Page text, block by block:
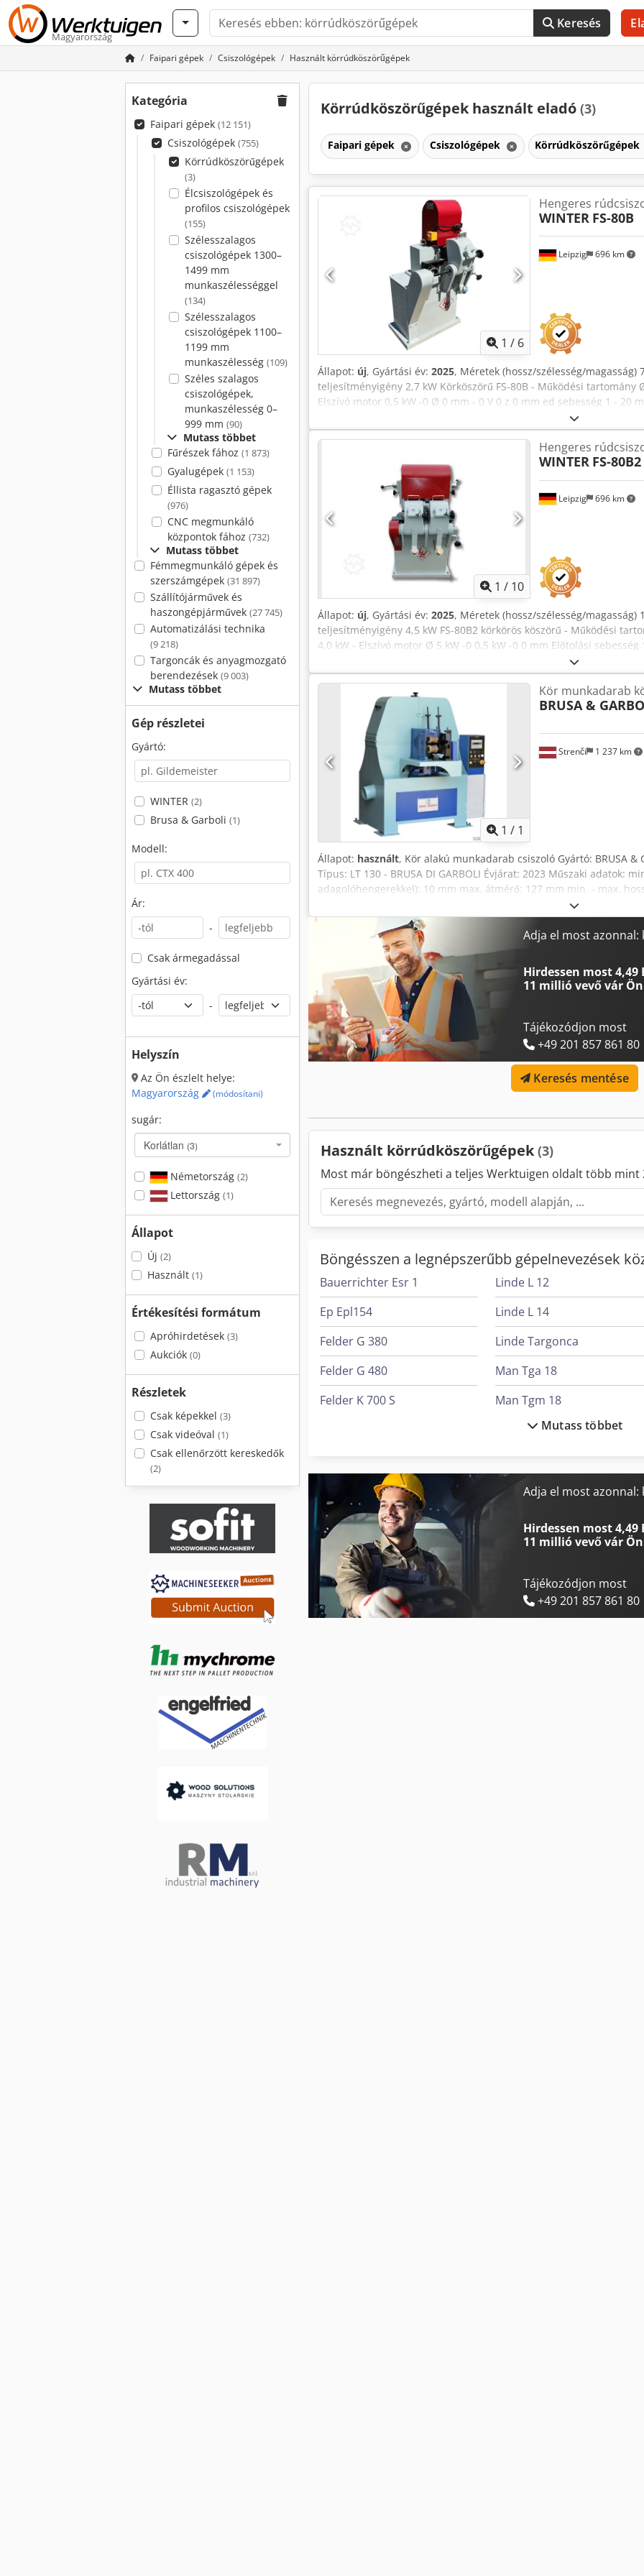
Magyarország
Keresés
Faipari gépek Csiszológépek Használt körrúdköszörűgépek
Kategória
Faipari gépek (12 151)
Csiszológépek (755)
Körrúdköszörűgépek
(3)
Élcsiszológépek és
profilos csiszológépek
(155)
Szélesszalagos
csiszológépek 1300–
1499 mm
munkaszélességgel
(134)
Szélesszalagos
csiszológépek 1100–
1199 mm
munkaszélesség (109)
Széles szalagos
csiszológépek,
munkaszélesség 0–
999 mm (90)
Mutass többet
Fűrészek fához (1 873)
Gyalugépek (1 153)
Éllista ragasztó gépek
(976)
CNC megmunkáló
központok fához (732)
Mutass többet
Fémmegmunkáló gépek és
szerszámgépek (31 897)
Szállítójárművek és
haszongépjárművek (27 745)
Automatizálási technika
(9 218)
Targoncák és anyagmozgató
berendezések (9 003)
Mutass többet
Gép részletei
Gyártó:
WINTER (2)
Brusa & Garboli (1)
Modell:
Ár:
-
Csak ármegadással
Gyártási év:
-
Helyszín
Az Ön észlelt helye:
Magyarország
(módosítani)
sugár:
Korlátlan (3)
Németország (2)
Lettország (1)
Állapot
Új (2)
Használt (1)
Értékesítési formátum
Apróhirdetések (3)
Aukciók (0)
Részletek
Csak képekkel (3)
Csak videóval (1)
Csak ellenőrzött kereskedők
(2)
Körrúdköszörűgépek használt eladó (3)
Faipari gépek Csiszológépek Körrúdköszörűgépek
1 / 6
Leipzig 696 km
Hengeres
WINTER FS-80B
Állapot: új, Gyártási év: 2025, Méretek (hossz/szélesség/magasság)
teljesítményigény 2,7 kW Körköszörű FS-80B - Működési
Elszívó motor 0,5 kW -0 Ø 0 mm - 0 V 0 z 0 mm ed sebesség 1 - 20
m/perc. Cedpevz Hdtjfx Aqlsha - Csiszolószalag méretei 130 x 1850
1350 mm - Súly 420 kg
1 / 10
Leipzig 696 km
Hengeres
WINTER FS-80B2
Állapot: új, Gyártási év: 2025, Méretek (hossz/szélesség/magasság)
teljesítményigény 4,5 kW FS-80B2 körkörös köszörű - Működési
4,0 kW - Elszívó motor Ø 5 kW -0 0,5 kW -0 0 mm Előtolási
sebessége 1080 m/perc. Chsdevz Hfqspfx Aqlsa - Csiszolószalag
1050 x 850 x 1300 mm - Súly 420 kg
1 / 1
Strenči 1 237 km
Kör munkadarab
BRUSA &
Állapot: használt, Kör alakú munkadarab csiszoló Gyártó: BRUSA &
Típus: LT 130 - BRUSA DI GARBOLI Évjárat: 2023 Műszaki adatok:
adagolóhengerekkel): 10 mm max. átmérő: 127 mm min. - max.
mérete: 2000 x 120 mm tárcsamotor teljesítménye: 2,2 kW
adagolómotor teljesítménye: 0,25 kW előtolási sebesség: 1 - 20 m/
méretek (H x Sz x M): 160 x 135 x 170 cm elektromos csatlakozás:
önközpontosító előtolás szabályozása: frekvenciaváltós
készlet kezelési útmutató: 1 példány CE megfelelőségi tanúsítvány
vezérlőegység „Keyence” fotocella, csiszolószalagok nyitásának/
görgősor a munkadarabhoz
Adja el most
Hirdessen most 4,49
11 millió vevővár
Tájékozódjon most
+49 201 857 861 80
Keresés mentése
Használt körrúdköszörűgépek (3)
Most már böngészheti a teljes Werktuigen oldalt több mint
Böngésszen a legnépszerűbb gépelnevezések
Bauerrichter Esr 1
Ep Epl154
Felder G 380
Felder G 480
Felder K 700 S
Lagun L 1400
Linde L 12
Linde L 14
Linde Targonca
Man Tga 18
Man Tgm 18
Manitou Mt 1840
Merlo R 50.21 S
Mutass többet
Adja el most
Hirdessen most 4,49
11 millió vevővár
Tájékozódjon most
+49 201 857 861 80